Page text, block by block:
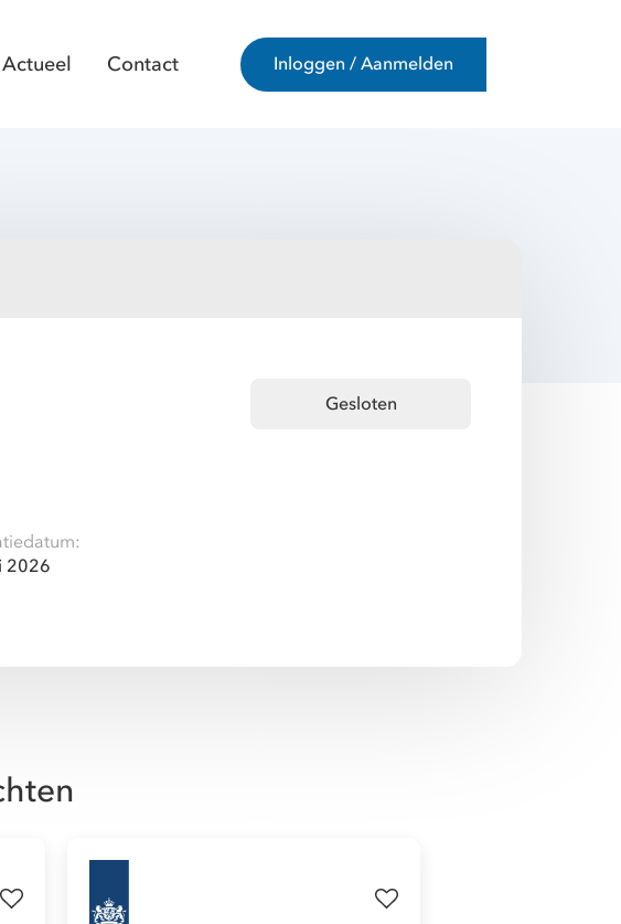
Actueel Contact Inloggen / Aanmelden
Gesloten
2026